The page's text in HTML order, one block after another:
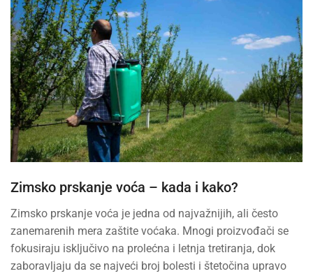
Zimsko prskanje voća – kada i kako?
Zimsko prskanje voća je jedna od najvažnijih, ali često
zanemarenih mera zaštite voćaka. Mnogi proizvođači se
fokusiraju isključivo na prolećna i letnja tretiranja, dok
zaboravljaju da se najveći broj bolesti i štetočina upravo